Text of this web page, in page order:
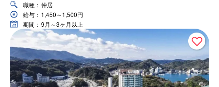
職種： 仲居
給与： 1,450～1,500円
期間： 9月～3ヶ月以上